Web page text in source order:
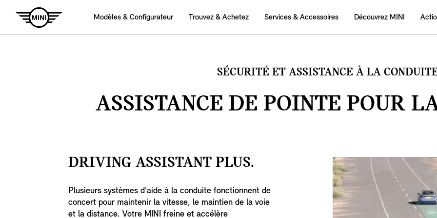
Modèles & Configurateur Trouvez & Achetez Services & Accessoires Découvrez MINI
SÉCURITÉ ET ASSISTANCE À LA
ASSISTANCE DE POINTE POUR
DRIVING ASSISTANT PLUS.
Plusieurs systèmes d'aide à la conduite fonctionnent de
concert pour maintenir la vitesse, le maintien de la voie
et la distance. Votre MINI freine et accélère